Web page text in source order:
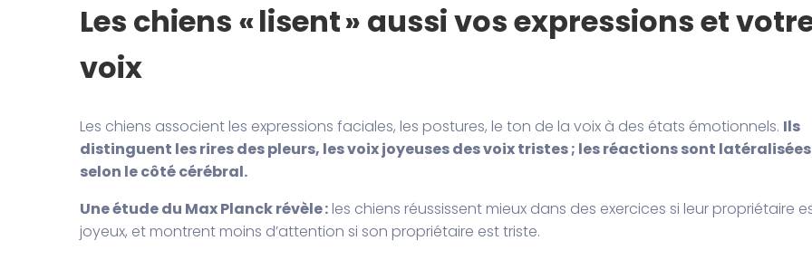
Les chiens « lisent » aussi vos expressions et
voix
Les chiens associent les expressions faciales, les postures, le ton de la voix à des états émotionnels. Ils
distinguent les rires des pleurs, les voix joyeuses des voix tristes ; les réactions sont latéralisées
selon le côté cérébral.
Une étude du Max Planck révèle :les chiens réussissent mieux dans des exercices si leur propriétaire
joyeux, et montrent moins d’attention si son propriétaire est triste.